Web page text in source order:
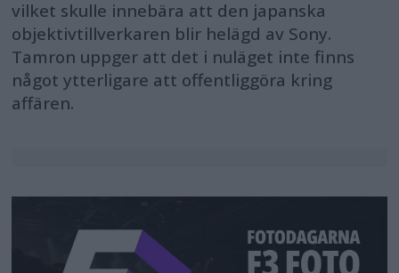
vilket skulle innebära att den japanska
objektivtillverkaren blir helägd av Sony.
Tamron uppger att det i nuläget inte finns
något ytterligare att offentliggöra kring
affären.